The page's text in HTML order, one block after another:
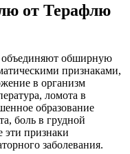
от Терафлю
объединяют обширную
признаками,
в организм
ломота в
образование
боль в грудной
эти признаки
заболевания.